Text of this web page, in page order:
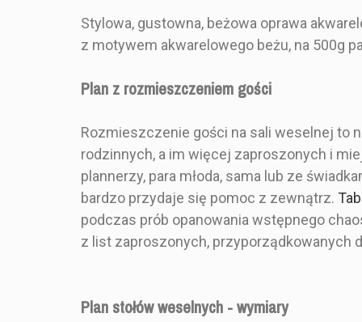
Stylowa, gustowna, beżowa oprawa
z motywem akwarelowego beżu, na 500g
Plan z rozmieszczeniem gości
Rozmieszczenie gości na sali weselnej to
rodzinnych, a im więcej zaproszonych i
plannerzy, para młoda, sama lub ze
bardzo przydaje się pomoc z zewnątrz.
podczas prób opanowania wstępnego
z list zaproszonych, przyporządkowanych
Plan stołów weselnych - wymiary
IndeksMAL7_PLS1-1P_B500_BR14_ARJ
Styl
Kolor
Rozmiar
PRODUKT